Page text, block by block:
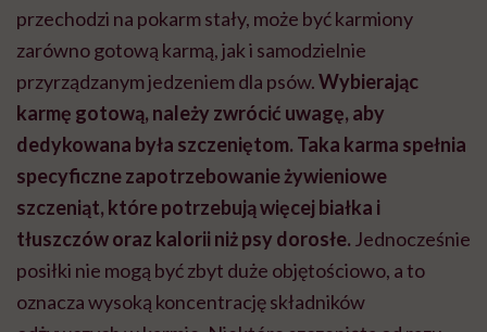
przechodzi na pokarm stały, może być karmiony
zarówno gotową karmą, jak i samodzielnie
przyrządzanym jedzeniem dla psów.Wybierając
karmę gotową, należy zwrócić uwagę, aby
dedykowana była szczeniętom. Taka karma spełnia
specyficzne zapotrzebowanie żywieniowe
szczeniąt, które potrzebują więcej białka i
tłuszczów oraz kalorii niż psy dorosłe. Jednocześnie
posiłki nie mogą być zbyt duże objętościowo, a to
oznacza wysoką koncentrację składników